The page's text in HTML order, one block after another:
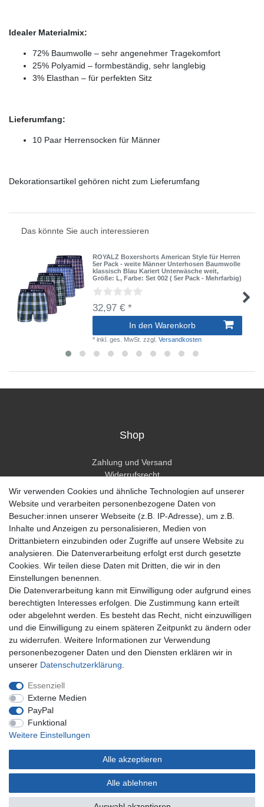
Idealer Materialmix:
72% Baumwolle – sehr angenehmer Tragekomfort
25% Polyamid – formbeständig, sehr langlebig
3% Elasthan – für perfekten Sitz
Lieferumfang:
10 Paar Herrensocken für Männer
Dekorationsartikel gehören nicht zum Lieferumfang
Das könnte Sie auch interessieren
ROYALZ Boxershorts American Style für Herren
5er Pack - weite Männer Unterhosen Baumwolle
klassisch Blau Kariert Unterwäsche weit,
Größe: L, Farbe: Set 002 ( 5er Pack - Mehrfarbig)
32,97 € *
In den Warenkorb
*inkl. ges. MwSt. zzgl.Versandkosten
Shop
Zahlung und Versand
Widerrufsrecht
Widerrufsformular
Hilfe
Mein Konto
Registrieren
Anmelden
Unternehmen
Kontakt
Datenschutzerklärung
AGB Kundeninformationen
Impressum
Zahlung und Versand
* Gilt nur für Lieferungen nach Deutschland. Lieferzeiten für andere Länder siehe
© Copyright 2022 | Alle Rechte vorbehalten.
Wir verwenden Cookies und ähnliche Technologien auf unserer
Website und verarbeiten personenbezogene Daten von
Besucher:innen unserer Webseite (z.B. IP-Adresse), um z.B.
Inhalte und Anzeigen zu personalisieren, Medien von
Drittanbietern einzubinden oder Zugriffe auf unsere Website zu
analysieren. Die Datenverarbeitung erfolgt erst durch gesetzte
Cookies. Wir teilen diese Daten mit Dritten, die wir in den
Einstellungen benennen.
Die Datenverarbeitung kann mit Einwilligung oder aufgrund eines
berechtigten Interesses erfolgen. Die Zustimmung kann erteilt
oder abgelehnt werden. Es besteht das Recht, nicht einzuwilligen
und die Einwilligung zu einem späteren Zeitpunkt zu ändern oder
zu widerrufen. Weitere Informationen zur Verwendung
personenbezogener Daten und den Diensten erklären wir in
unserer Daten­schutz­erklärung
Essenziell
Externe Medien
PayPal
Funktional
Weitere Einstellungen
Alle akzeptieren
Alle ablehnen